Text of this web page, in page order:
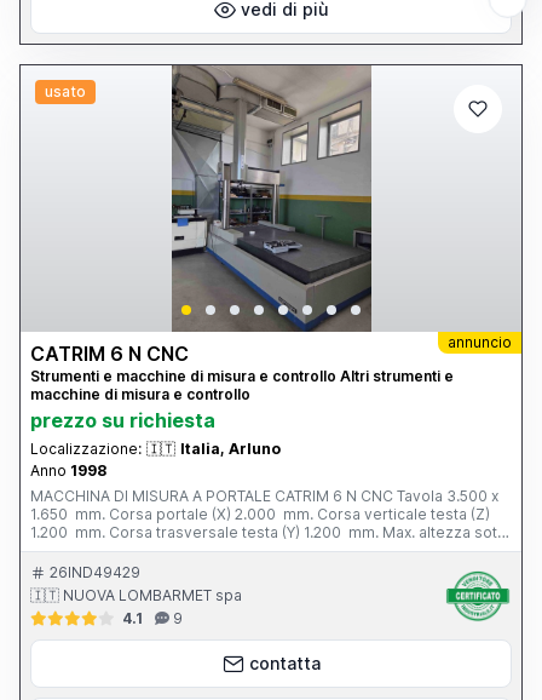
vedi di più
usato
annuncio
CATRIM 6 N CNC
Strumenti e macchine di misura e controllo Altri strumenti e
macchine di misura e controllo
prezzo su richiesta
Localizzazione: 🇮🇹 Italia, Arluno
Anno 1998
MACCHINA DI MISURA A PORTALE CATRIM 6 N CNC Tavola 3.500 x
1.650 mm. Corsa portale (X) 2.000 mm. Corsa verticale testa (Z)
1.200 mm. Corsa trasversale testa (Y) 1.200 mm. Max. altezza sotto
testa 1.200 mm. Luce tra i montanti 1.350 mm. Peso totale 7.500
kg. Anno di costruzione 1998 Completa di: - tastatore renishaw
PH 10 M
26IND49429
🇮🇹 NUOVA LOMBARMET spa
4.1
9
contatta